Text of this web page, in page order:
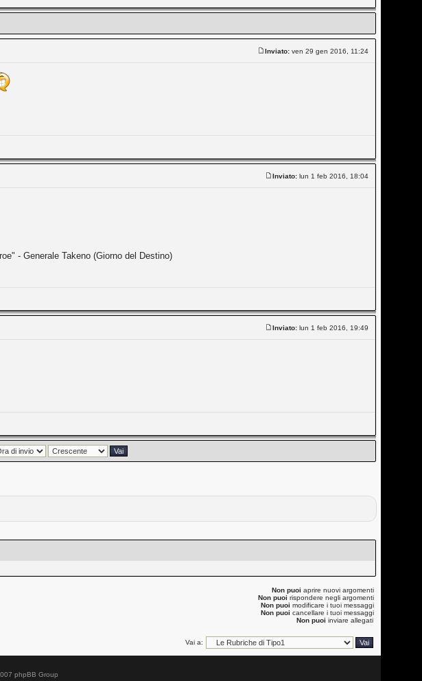
Inviato: ven 29 gen 2016, 11:24
Inviato: lun 1 feb 2016, 18:04
- Generale Takeno (Giorno del Destino)
Inviato: lun 1 feb 2016, 19:49
Non puoi aprire nuovi argomenti
Non puoi rispondere negli argomenti
Non puoi modificare i tuoi messaggi
Non puoi cancellare i tuoi messaggi
Non puoi inviare allegati
Vai a:
phpBB Group